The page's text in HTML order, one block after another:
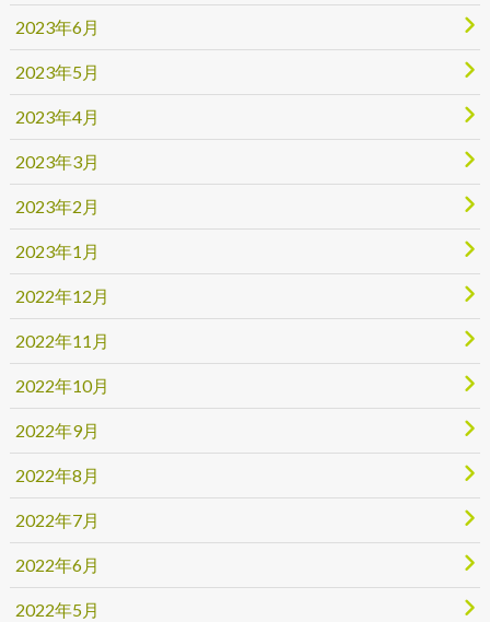
2023年6月
2023年5月
2023年4月
2023年3月
2023年2月
2023年1月
2022年12月
2022年11月
2022年10月
2022年9月
2022年8月
2022年7月
2022年6月
2022年5月